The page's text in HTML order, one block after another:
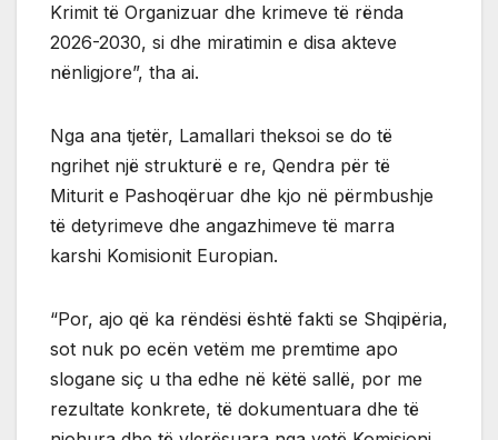
Krimit të Organizuar dhe krimeve të rënda
2026-2030, si dhe miratimin e disa akteve
nënligjore”, tha ai.
Nga ana tjetër, Lamallari theksoi se do të
ngrihet një strukturë e re, Qendra për të
Miturit e Pashoqëruar dhe kjo në përmbushje
të detyrimeve dhe angazhimeve të marra
karshi Komisionit Europian.
“Por, ajo që ka rëndësi është fakti se Shqipëria,
sot nuk po ecën vetëm me premtime apo
slogane siç u tha edhe në këtë sallë, por me
rezultate konkrete, të dokumentuara dhe të